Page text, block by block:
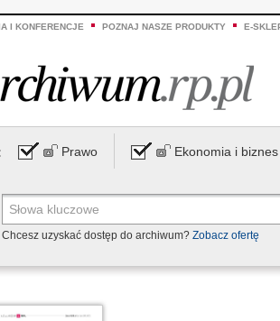
I KONFERENCJE POZNAJ NASZE PRODUKTY E-
Prawo Ekonomia i biznes
Chcesz uzyskać dostęp do archiwum? Zobacz ofertę